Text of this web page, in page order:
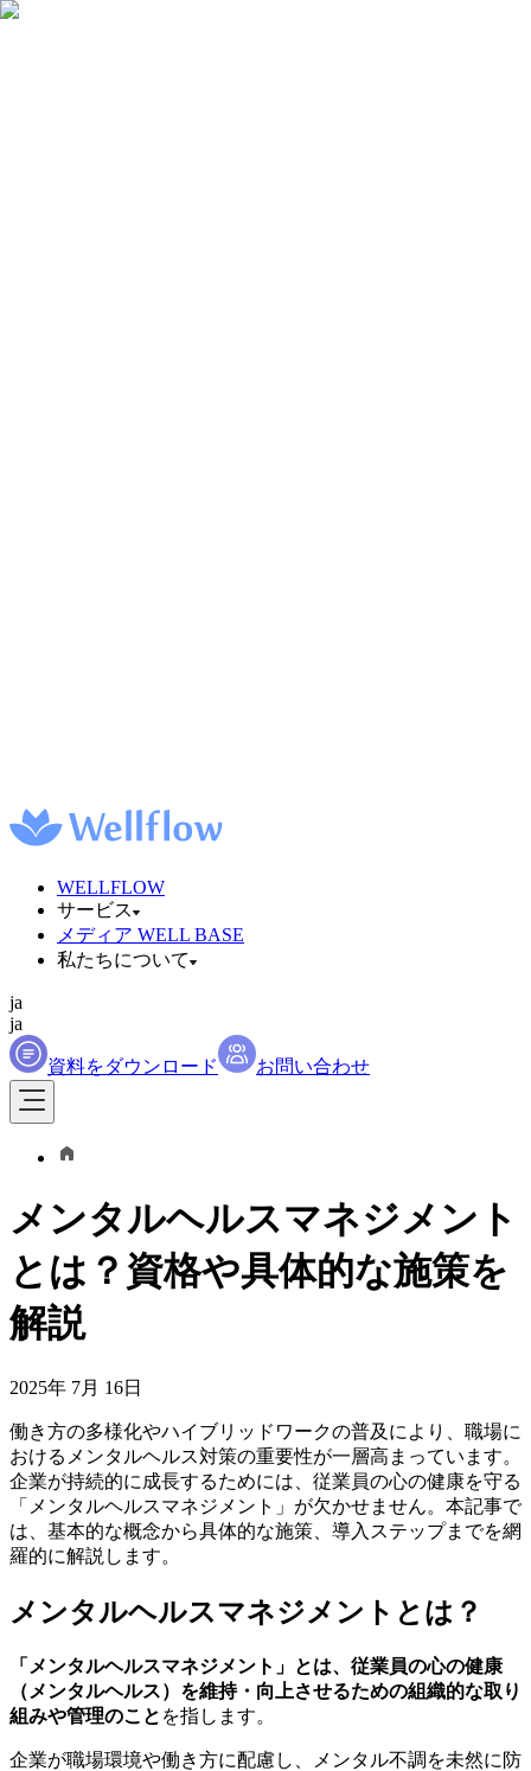
WELLFLOW
サービス
メディア WELL BASE
私たちについて
ja
ja
資料をダウンロード お問い合わせ
メンタルヘルスマネジメント
とは？資格や具体的な施策を
解説
2025年 7月 16日
働き方の多様化やハイブリッドワークの普及により、職場に
おけるメンタルヘルス対策の重要性が一層高まっています。
企業が持続的に成長するためには、従業員の心の健康を守る
「メンタルヘルスマネジメント」が欠かせません。本記事で
は、基本的な概念から具体的な施策、導入ステップまでを網
羅的に解説します。
メンタルヘルスマネジメントとは？
「メンタルヘルスマネジメント」とは、従業員の心の健康
（メンタルヘルス）を維持・向上させるための組織的な取り
組みや管理のこと を指します。
企業が職場環境や働き方に配慮し、メンタル不調を未然に防